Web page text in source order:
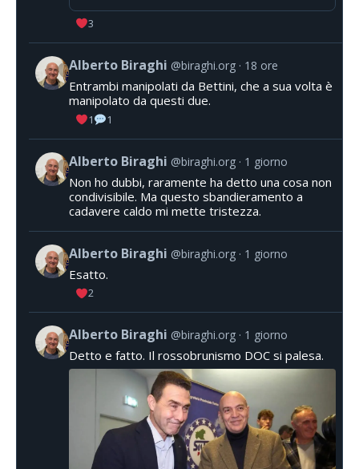
3
Alberto Biraghi @biraghi.org 18 ore
Entrambi manipolati da Bettini, che a sua volta è
manipolato da questi due.
1 1
Alberto Biraghi @biraghi.org 1 giorno
Non ho dubbi, raramente ha detto una cosa non
condivisibile. Ma questo sbandieramento a
cadavere caldo mi mette tristezza.
Alberto Biraghi @biraghi.org 1 giorno
Esatto.
2
Alberto Biraghi @biraghi.org 1 giorno
Detto e fatto. Il rossobrunismo DOC si palesa.